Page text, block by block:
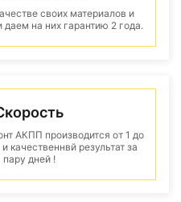
своих материалов и
на них гарантию 2 года.
АКПП производится от 1 до
качественнвй результат за
пару дней !